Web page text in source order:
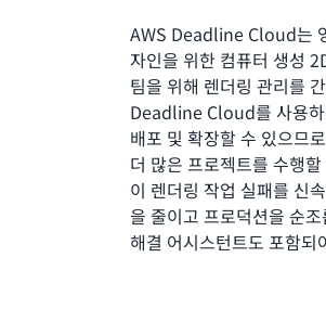
AWS Deadline Cloud는
자인을 위한 컴퓨터 생성
팀을 위해 렌더링 관리를
Deadline Cloud를 사용하
배포 및 확장할 수 있으므
더 많은 프로젝트를 수행
이 렌더링 작업 실패를 신
을 줄이고 프로덕션을 순
해결 어시스턴트도 포함되